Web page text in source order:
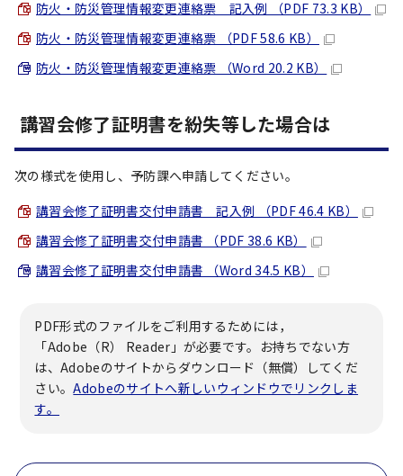
防火・防災管理情報変更連絡票 記入例 （PDF 73.3 KB）
防火・防災管理情報変更連絡票 （PDF 58.6 KB）
防火・防災管理情報変更連絡票 （Word 20.2 KB）
講習会修了証明書を紛失等した場合は
次の様式を使用し、予防課へ申請してください。
講習会修了証明書交付申請書 記入例 （PDF 46.4 KB）
講習会修了証明書交付申請書 （PDF 38.6 KB）
講習会修了証明書交付申請書 （Word 34.5 KB）
PDF形式のファイルをご利用するためには，
「Adobe（R） Reader」が必要です。お持ちでない方
は、Adobeのサイトからダウンロード（無償）してくだ
さい。Adobeのサイトへ新しいウィンドウでリンクしま
す。